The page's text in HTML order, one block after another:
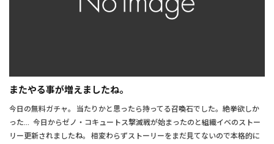
またやる事が増えましたね。
今日の無料ガチャ。 当たりかと思ったら持ってる召喚石でした。絶拳欲しか
った… 今日からゼノ・コキュートス撃滅戦が始まったのと組織イベのストー
リー更新されましたね。 相変わらずストーリーをまだ見てないので本格的に